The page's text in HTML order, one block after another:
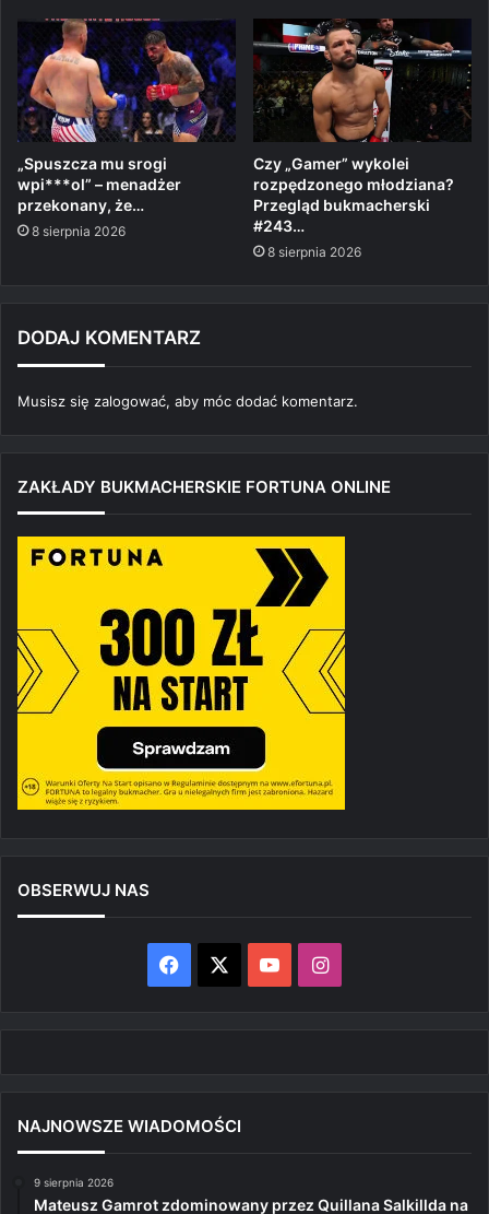
„Spuszcza mu srogi
wpi***ol” – menadżer
przekonany, że…
8 sierpnia 2026
Czy „Gamer” wykolei
rozpędzonego młodziana?
Przegląd bukmacherski
#243…
8 sierpnia 2026
DODAJ KOMENTARZ
Musisz się zalogować, aby móc dodać komentarz.
ZAKŁADY BUKMACHERSKIE FORTUNA ONLINE
OBSERWUJ NAS
Facebook YouTubeInstagram
NAJNOWSZE WIADOMOŚCI
9 sierpnia 2026
Mateusz Gamrot zdominowany przez Quillana Salkillda na